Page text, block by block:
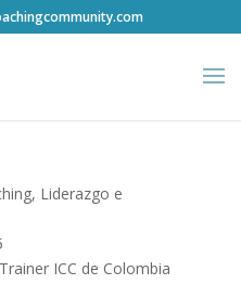
Liderazgo e
ICC de Colombia